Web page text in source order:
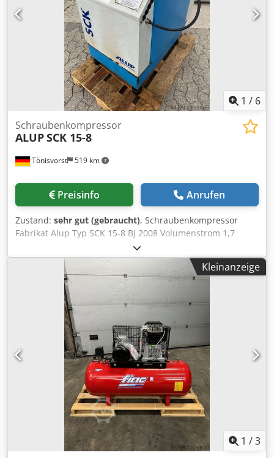
1 / 6
Tönisvorst 519 km
Schraubenkompressor
ALUPSCK 15-8
Preisinfo Anrufen
Zustand: sehr gut (gebraucht), Schraubenkompressor
Fabrikat Alup Typ SCK 15-8 BJ 2008 Volumenstrom 1,7
m3/min. Druck 8 bar Motorleistung 11 kw - 380 Volt
Laststunden 14242 Cedpfoxcybdjx Akaorf Betriebsstunden
42034 Länge 1ß30 mm Breite 620 mm Höhe 900 mm
Gewicht mit Palette 230 kg
Kleinanzeige
1 /3